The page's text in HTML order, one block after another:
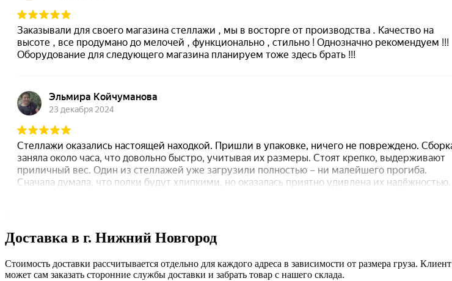
Доставка в г. Нижний Новгород
Стоимость доставки рассчитывается отдельно для каждого адреса в зависимости от размера груза. Клиент
может сам заказать сторонние службы доставки и забрать товар с нашего склада.